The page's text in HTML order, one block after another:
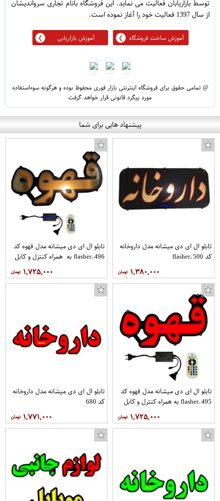
توسط بازاریابان فعالیت می نماید. این فروشگاه بانام تجاری سرواندیشان
از سال 1397 فعالیت خود را آغاز نموده است.
آموزش ساخت فروشگاه آموزش بازاریابی
@ تمامی حقوق برای فروشگاه اینترنتی بازار فوری محفوظ بوده و هرگونه سوءاستفاده
مورد پیگرد قانونی قرار خواهد گرفت
پیشنهاد هایی برای شما
تابلو ال ای دی میشانه مدل داروخانه
کد flasher.500
۱,۳۸۰,۰۰۰
تابلو ال ای دی میشانه مدل قهوه کد
flasher.496 به همراه کنترل و کابل
۱,۷۲۵,۰۰۰
تابلو ال ای دی میشانه مدل قهوه کد
flasher.495 به همراه کنترل و کابل
۱,۷۲۵,۰۰۰
تابلو ال ای دی میشانه مدل داروخانه
کد 680
۱,۷۷۱,۰۰۰